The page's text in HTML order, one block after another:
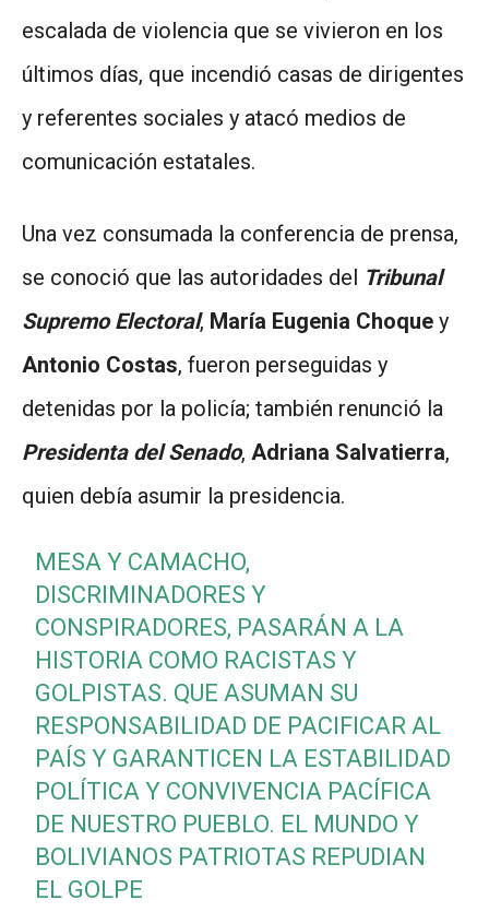
escalada de violencia que se vivieron en los
últimos días, que incendió casas de dirigentes
y referentes sociales y atacó medios de
comunicación estatales.
Una vez consumada la conferencia de prensa,
se conoció que las autoridades del Tribunal
Supremo Electoral, María Eugenia Choque y
Antonio Costas, fueron perseguidas y
detenidas por la policía; también renunció la
Presidenta del Senado, Adriana Salvatierra,
quien debía asumir la presidencia.
MESA Y CAMACHO,
DISCRIMINADORES Y
CONSPIRADORES, PASARÁN A LA
HISTORIA COMO RACISTAS Y
GOLPISTAS. QUE ASUMAN SU
RESPONSABILIDAD DE PACIFICAR AL
PAÍS Y GARANTICEN LA ESTABILIDAD
POLÍTICA Y CONVIVENCIA PACÍFICA
DE NUESTRO PUEBLO. EL MUNDO Y
BOLIVIANOS PATRIOTAS REPUDIAN
EL GOLPE